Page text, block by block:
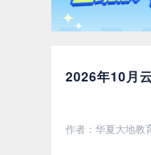
2026年10月
作者：华夏大地教